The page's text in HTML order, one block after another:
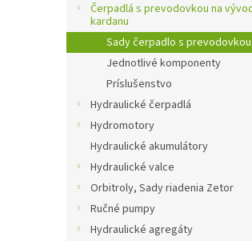
Čerpadlá s prevodovkou na
kardanu
Sady čerpadlo s prevodovkou
Jednotlivé komponenty
Príslušenstvo
Hydraulické čerpadlá
Hydromotory
Hydraulické akumulátory
Hydraulické valce
Orbitroly, Sady riadenia Zetor
Ručné pumpy
Hydraulické agregáty